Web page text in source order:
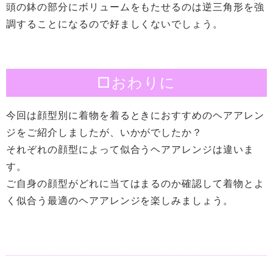
頭の鉢の部分にボリュームをもたせるのは逆三角形を強
調することになるので好ましくないでしょう。
□おわりに
今回は顔型別に着物を着るときにおすすめのヘアアレン
ジをご紹介しましたが、いかがでしたか？
それぞれの顔型によって似合うヘアアレンジは違いま
す。
ご自身の顔型がどれに当てはまるのか確認して着物とよ
く似合う最適のヘアアレンジを楽しみましょう。